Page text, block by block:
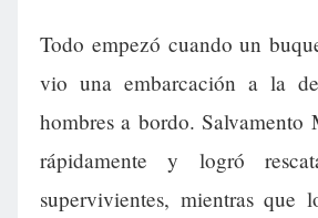
Todo empezó cuando un
vio una embarcación a la
hombres a bordo. Salvamento
rápidamente y logró
supervivientes, mientras que